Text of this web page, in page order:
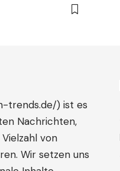
trends.de/) ist es
Nachrichten,
von
Wir setzen uns